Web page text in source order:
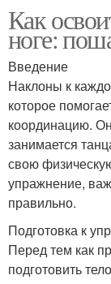
Как
ноге:
Введение
Наклоны к
которое
координацию.
занимается
свою
упражнение,
правильно.
Подготовка к
Перед тем как
подготовить